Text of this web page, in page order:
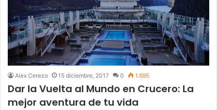
Alex Cerezo 15 diciembre, 2017 0 1.695
Dar la Vuelta al Mundo en Crucero: La
mejor aventura de tu vida